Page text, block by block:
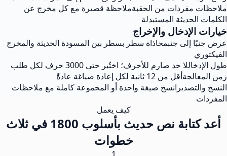
ملاحظات مفردات من الحقبةملاحظة قصيرة مع كل مخرج عن
الكلمات الحديثة المستبدلة
خيارات الإدخال والإخراج
عرض جنبًا إلى جنبمحاذاة سطر بسطر بين المسودة الحديثة والمخرج
الفيكتوري
طول الإدخاللا حد صارم للأحرف؛ اختُبر حتى 3000 حرف لكل طلب
زمن المعالجةأقل من 12 ثانية لكل إعادة صياغة عادةً
النسخ والتصدير انسخ صيغة واحدة أو المجموعة كاملة مع ملاحظات
المفردات
كيف يعمل
أعد كتابة نص حديث بأسلوب 1800 في ثلاث
خطوات